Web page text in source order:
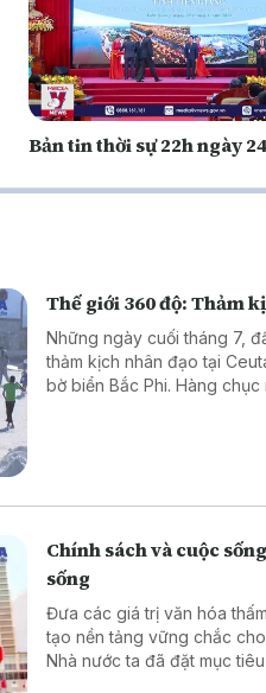
Bản tin thời sự 22h ngày
Thế giới 360 độ: Thảm
Những ngày cuối tháng 7,
thảm kịch nhân đạo tại
bờ biển Bắc Phi. Hàng
Chính sách và cuộc
sống
Đưa các giá trị văn hóa thấm sâu vào đời sống
tạo nền tảng vững chắc
Nhà nước ta đã đặt mục